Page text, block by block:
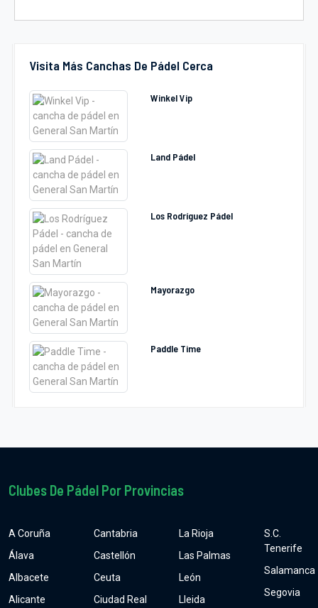
Visita Más Canchas De Pádel Cerca
Winkel Vip
Land Pádel
Los Rodríguez Pádel
Mayorazgo
Paddle Time
Clubes De Pádel Por Provincias
A Coruña
Álava
Albacete
Alicante
Cantabria
Castellón
Ceuta
Ciudad Real
La Rioja
Las Palmas
León
Lleida
S.C.
Tenerife
Salamanca
Segovia